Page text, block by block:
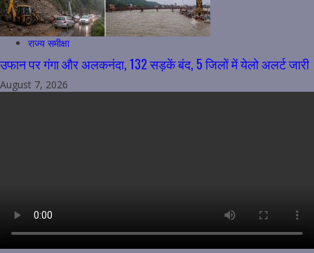
राज्य समीक्षा
उफान पर गंगा और अलकनंदा, 132 सड़कें बंद, 5 जिलों में येलो अलर्ट जारी
August 7, 2026